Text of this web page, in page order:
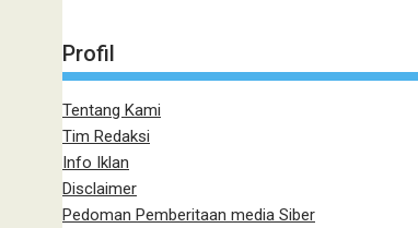
Profil
Tentang Kami
Tim Redaksi
Info Iklan
Disclaimer
Pedoman Pemberitaan media Siber